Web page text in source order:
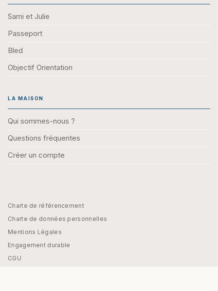
Sami et Julie
Passeport
Bled
Objectif Orientation
LA MAISON
Qui sommes-nous ?
Questions fréquentes
Créer un compte
Charte de référencement
Charte de données personnelles
Mentions Légales
Engagement durable
CGU